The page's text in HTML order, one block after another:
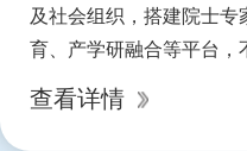
及社会组织，搭建院士专
育、产学研融合等平台，
容的协同创新生态，为北
建设和高水平人才高地贡
查看详情